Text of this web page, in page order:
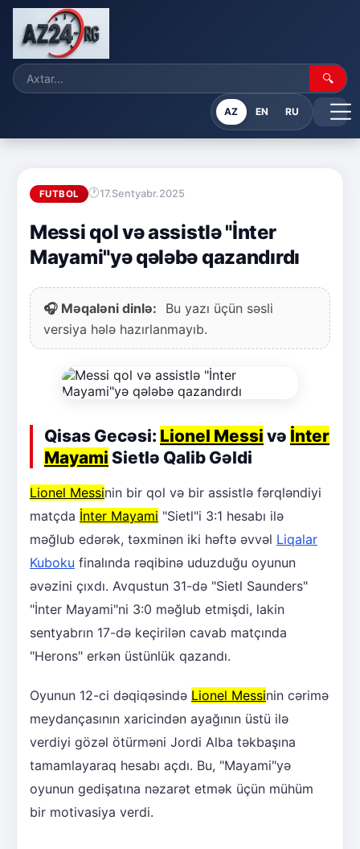
🔍
AZ EN RU
FUTBOL 17.Sentyabr.2025
Messi qol və assistlə "İnter
Mayami"yə qələbə qazandırdı
🎧 Məqaləni dinlə:
Bu yazı üçün səsli
versiya hələ hazırlanmayıb.
Qisas Gecəsi: Lionel Messi və İnter
Mayami Sietlə Qalib Gəldi
Lionel Messinin bir qol və bir assistlə fərqləndiyi
matçda İnter Mayami "Sietl"i 3:1 hesabı ilə
məğlub edərək, təxminən iki həftə əvvəl Liqalar
Kuboku finalında rəqibinə uduzduğu oyunun
əvəzini çıxdı. Avqustun 31-də "Sietl Saunders"
"İnter Mayami"ni 3:0 məğlub etmişdi, lakin
sentyabrın 17-də keçirilən cavab matçında
"Herons" erkən üstünlük qazandı.
Oyunun 12-ci dəqiqəsində Lionel Messinin cərimə
meydançasının xaricindən ayağının üstü ilə
verdiyi gözəl ötürməni Jordi Alba təkbaşına
tamamlayaraq hesabı açdı. Bu, "Mayami"yə
oyunun gedişatına nəzarət etmək üçün mühüm
bir motivasiya verdi.